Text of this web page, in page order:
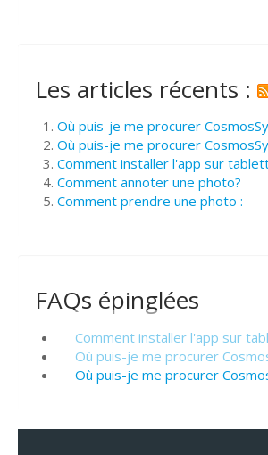
Les articles récents :
Où puis-je me procurer
Où puis-je me procurer
Comment installer l'app sur
Comment annoter une photo?
Comment prendre une photo :
FAQs épinglées
Comment installer l'app sur
Où puis-je me procurer
Où puis-je me procurer